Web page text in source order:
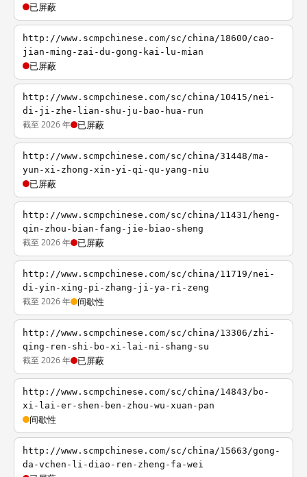
已屏蔽
http://www.scmpchinese.com/sc/china/18600/cao-
jian-ming-zai-du-gong-kai-lu-mian
已屏蔽
http://www.scmpchinese.com/sc/china/10415/nei-
di-ji-zhe-lian-shu-ju-bao-hua-run
截至 2026 年 已屏蔽
http://www.scmpchinese.com/sc/china/31448/ma-
yun-xi-zhong-xin-yi-qi-qu-yang-niu
已屏蔽
http://www.scmpchinese.com/sc/china/11431/heng-
qin-zhou-bian-fang-jie-biao-sheng
截至 2026 年 已屏蔽
http://www.scmpchinese.com/sc/china/11719/nei-
di-yin-xing-pi-zhang-ji-ya-ri-zeng
截至 2026 年 间歇性
http://www.scmpchinese.com/sc/china/13306/zhi-
qing-ren-shi-bo-xi-lai-ni-shang-su
截至 2026 年 已屏蔽
http://www.scmpchinese.com/sc/china/14843/bo-
xi-lai-er-shen-ben-zhou-wu-xuan-pan
间歇性
http://www.scmpchinese.com/sc/china/15663/gong-
da-vchen-li-diao-ren-zheng-fa-wei